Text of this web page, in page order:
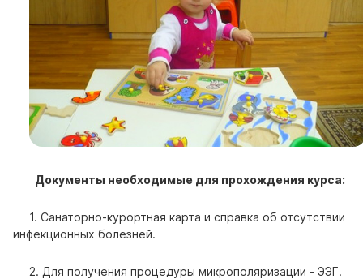
Документы необходимые для прохождения курса:
1. Санаторно-курортная карта и справка об отсутствии
инфекционных болезней.
2. Для получения процедуры микрополяризации - ЭЭГ.